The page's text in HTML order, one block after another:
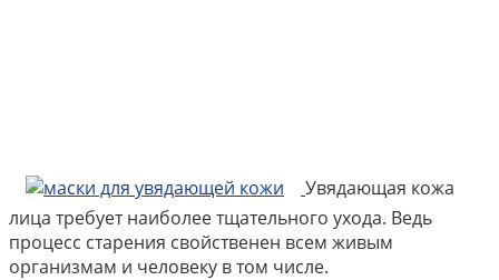
Увядающая кожа
лица требует наиболее тщательного ухода. Ведь
процесс старения свойственен всем живым
организмам и человеку в том числе.